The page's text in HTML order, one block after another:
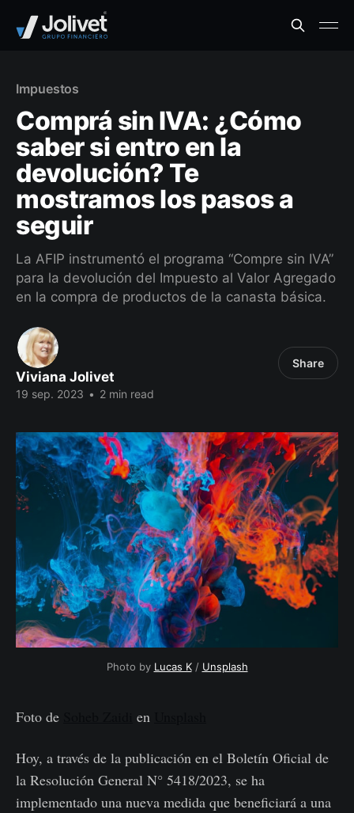
Impuestos
Comprá sin IVA: ¿Cómo
saber si entro en la
devolución? Te
mostramos los pasos a
seguir
La AFIP instrumentó el programa “Compre sin IVA”
para la devolución del Impuesto al Valor Agregado
en la compra de productos de la canasta básica.
Viviana Jolivet
19 sep. 2023 • 2 min read
Share
Photo by Lucas K / Unsplash
Foto de en
Hoy, a través de la publicación en el Boletín Oficial de
la Resolución General N° 5418/2023, se ha
implementado una nueva medida que beneficiará a una